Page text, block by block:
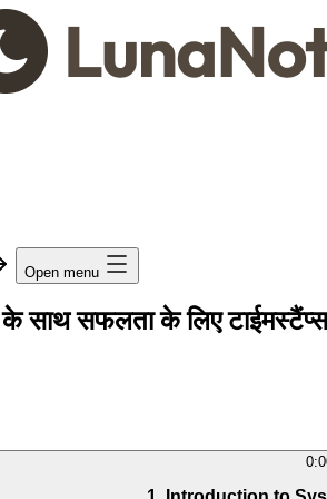
Open menu
साथ सफलता के लिए टाईमस्टैंप्स